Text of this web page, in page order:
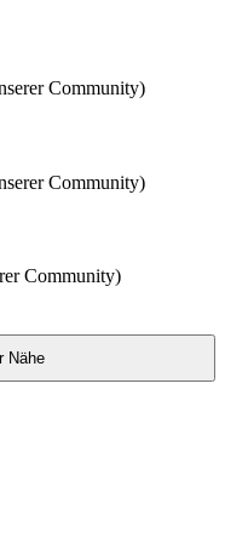
Community)
Community)
Community)
Nähe